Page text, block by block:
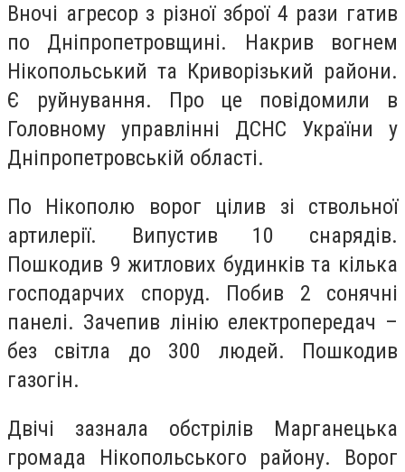
Вночі агресор з різної зброї 4 рази гатив
по Дніпропетровщині. Накрив вогнем
Нікопольський та Криворізький райони.
Є руйнування. Про це повідомили в
Головному управлінні ДСНС України у
Дніпропетровській області.
По Нікополю ворог цілив зі ствольної
артилерії. Випустив 10 снарядів.
Пошкодив 9 житлових будинків та кілька
господарчих споруд. Побив 2 сонячні
панелі. Зачепив лінію електропередач –
без світла до 300 людей. Пошкодив
газогін.
Двічі зазнала обстрілів Марганецька
громада Нікопольського району. Ворог